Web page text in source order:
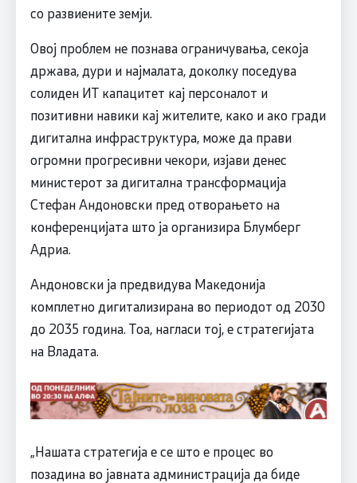
со развиените земји.
Овој проблем не познава ограничувања, секоја
држава, дури и најмалата, доколку поседува
солиден ИТ капацитет кај персоналот и
позитивни навики кај жителите, како и ако гради
дигитална инфраструктура, може да прави
огромни прогресивни чекори, изјави денес
министерот за дигитална трансформација
Стефан Андоновски пред отворањето на
конференцијата што ја организира Блумберг
Адриа.
Андоновски ја предвидува Македонија
комплетно дигитализирана во периодот од 2030
до 2035 година. Тоа, нагласи тој, е стратегијата
на Владата.
„Нашата стратегија е се што е процес во
позадина во јавната администрација да биде